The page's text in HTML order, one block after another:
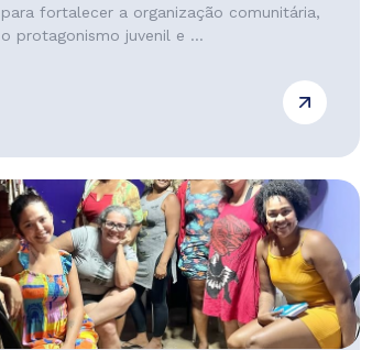
para fortalecer a organização comunitária,
o protagonismo juvenil e ...